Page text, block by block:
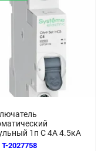
1п C 4А 4.5кА
Set SE C9F34104
T-2027758